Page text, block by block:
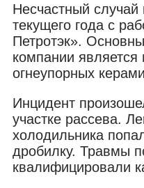
Несчастный
текущего года с
Петротэк».
компании является
огнеупорных
Инцидент
участке рассева.
холодильника
дробилку. Травмы
квалифицировали